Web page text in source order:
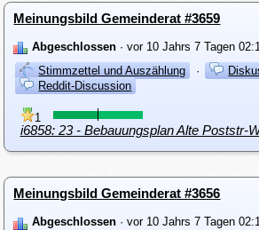
Meinungsbild Gemeinderat #3659
Abgeschlossen · vor 10 Jahrs 7 Tagen
Stimmzettel und Auszählung
·
Reddit-Discussion
1
i6858: 23 - Bebauungsplan Alte Poststr-
Meinungsbild Gemeinderat #3656
Abgeschlossen · vor 10 Jahrs 7 Tagen